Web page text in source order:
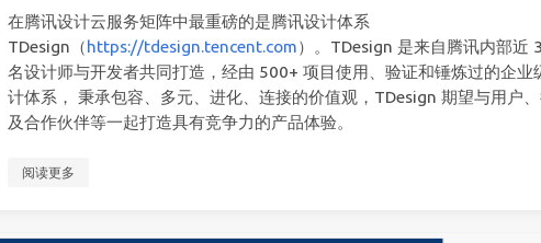
在腾讯设计云服务矩阵中最重磅的是腾讯设计体系
TDesign（https://tdesign.tencent.com）。TDesign 是来自腾讯内部近
名设计师与开发者共同打造，经由 500+ 项目使用、验证和锤炼过的企业
计体系， 秉承包容、多元、进化、连接的价值观，TDesign 期望与用户
及合作伙伴等一起打造具有竞争力的产品体验。
阅读更多